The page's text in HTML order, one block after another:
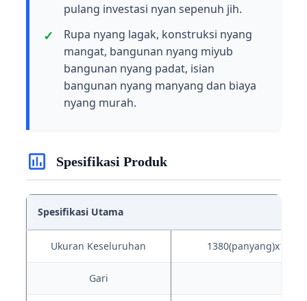
pulang investasi nyan sepenuh jih.
Rupa nyang lagak, konstruksi nyang
mangat, bangunan nyang miyub
bangunan nyang padat, isian
bangunan nyang manyang dan biaya
nyang murah.
Spesifikasi Produk
Spesifikasi Utama
Ukuran Keseluruhan
Gari